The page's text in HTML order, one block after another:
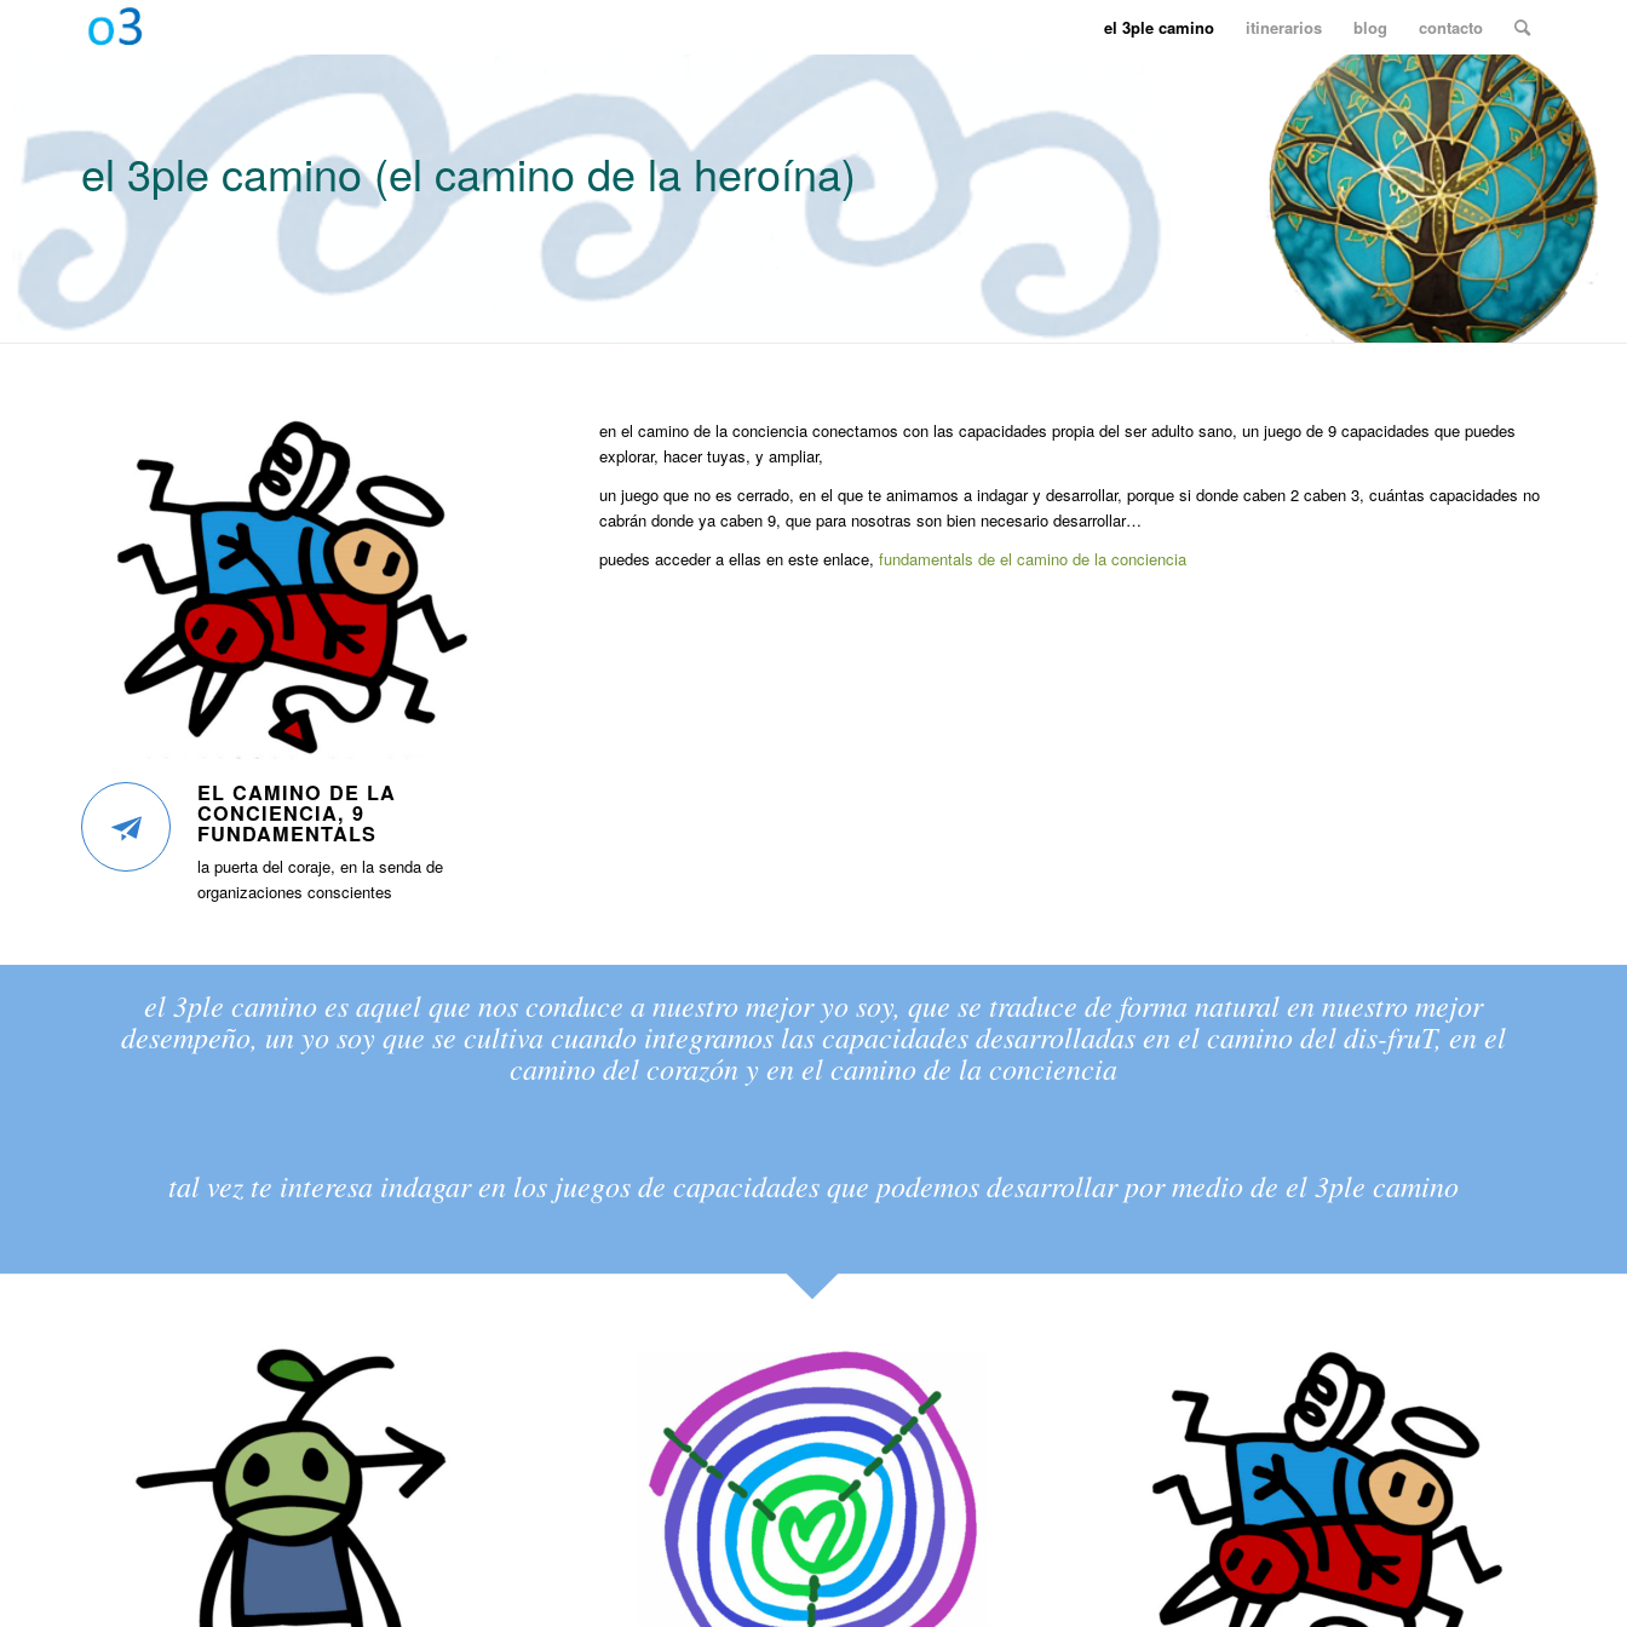
el 3ple camino itinerarios blog contacto
el 3ple camino (el camino de la heroína)
EL CAMINO DE LA
CONCIENCIA, 9
FUNDAMENTALS
la puerta del coraje, en la senda de
organizaciones conscientes
en el camino de la conciencia conectamos con las capacidades propia del ser adulto sano, un juego de 9 capacidades que puedes
explorar, hacer tuyas, y ampliar,
un juego que no es cerrado, en el que te animamos a indagar y desarrollar, porque si donde caben 2 caben 3, cuántas capacidades no
cabrán donde ya caben 9, que para nosotras son bien necesario desarrollar…
puedes acceder a ellas en este enlace, fundamentals de el camino de la conciencia
el 3ple camino es aquel que nos conduce a nuestro mejor yo soy, que se traduce de forma natural en nuestro mejor
desempeño, un yo soy que se cultiva cuando integramos las capacidades desarrolladas en el camino del dis-fruT, en el
camino del corazón y en el camino de la conciencia
tal vez te interesa indagar en los juegos de capacidades que podemos desarrollar por medio de el 3ple camino